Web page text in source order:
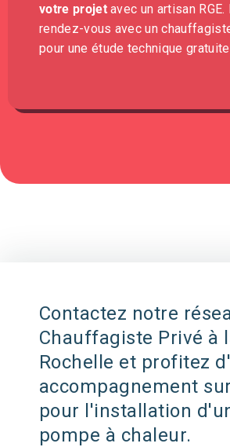
votre projetavec un artisan RGE.
rendez-vous avec un
pour une étude technique
Contactez notre
Chauffagiste Privé à
Rochelle et profitez
accompagnement
pour l'installation
pompe à chaleur.